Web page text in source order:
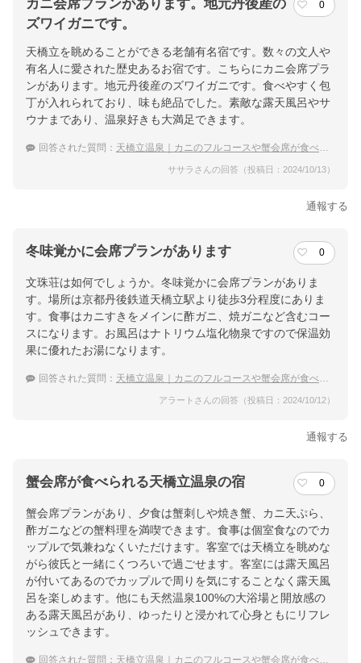
カニ会席プランがあります。地元丹後産の
ズワイガニです。
0
天橋立を眺めることができる老舗有名宿です。数々の文人や
有名人に愛された歴史あるお宿です。こちらにカニ会席プラ
ンがあります。地元丹後産のズワイガニです。食べやすく包
丁が入れられており、味も絶品でした。素敵な露天風呂やサ
ウナまであり、温泉好きも大満足できます。
回答された質問： 天橋立温泉｜カニのフルコースや蟹会席が食べられる宿のおすすめは？
ササラさんの回答（投稿日：2024/10/13）
通報する
冬味覚かに会席プランがあります 0
文珠荘は如何でしょうか。冬味覚かに会席プランがありま
す。場所は京都丹後鉄道天橋立駅より徒歩3分程度にありま
す。食事はカニすきをメインに酢ガニ、焼ガニなど含むコー
スになります。お風呂はナトリウム塩化物泉ですので保温効
果に優れたお湯になります。
回答された質問： 天橋立温泉｜カニのフルコースや蟹会席が食べられる宿のおすすめは？
アラートさんの回答（投稿日：2024/10/12）
通報する
蟹会席が食べられる天橋立温泉の宿 0
蟹会席プランがあり、夕食は蟹刺しや焼き蟹、カニ天ぷら、
酢ガニなどの蟹料理を満喫できます。食事は個室食なのでカ
ップルで気兼ねなくいただけます。客室では天橋立を眺めな
がら彼氏と一緒にくつろいで過ごせます。客室には露天風呂
が付いてあるのでカップルで周りを気にすることなく露天風
呂を楽しめます。他にも天然温泉100%の大浴場と開放感の
ある露天風呂があり、ゆったりと浸かれて心身ともにリフレ
ッシュできます。
回答された質問： 天橋立温泉｜カニのフルコースや蟹会席が食べられる宿のおすすめは？